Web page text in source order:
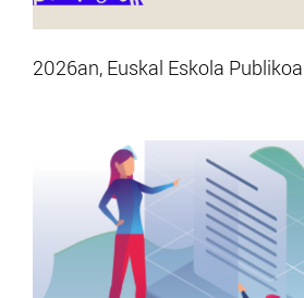
2026an, Euskal Eskola